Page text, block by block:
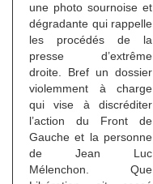
une photo sournoise et
dégradante qui rappelle
les procédés de la
presse d’extrême
droite. Bref un dossier
violemment à charge
qui vise à discréditer
l’action du Front de
Gauche et la personne
de Jean Luc
Mélenchon. Que